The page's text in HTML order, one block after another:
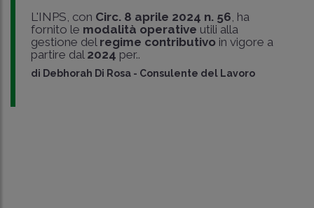
L'INPS, con Circ. 8 aprile 2024 n. 56 , ha
fornito le modalità operative utili alla
gestione del regime contributivoin vigore a
partire dal 2024 per..
di Debhorah Di Rosa - Consulente del Lavoro